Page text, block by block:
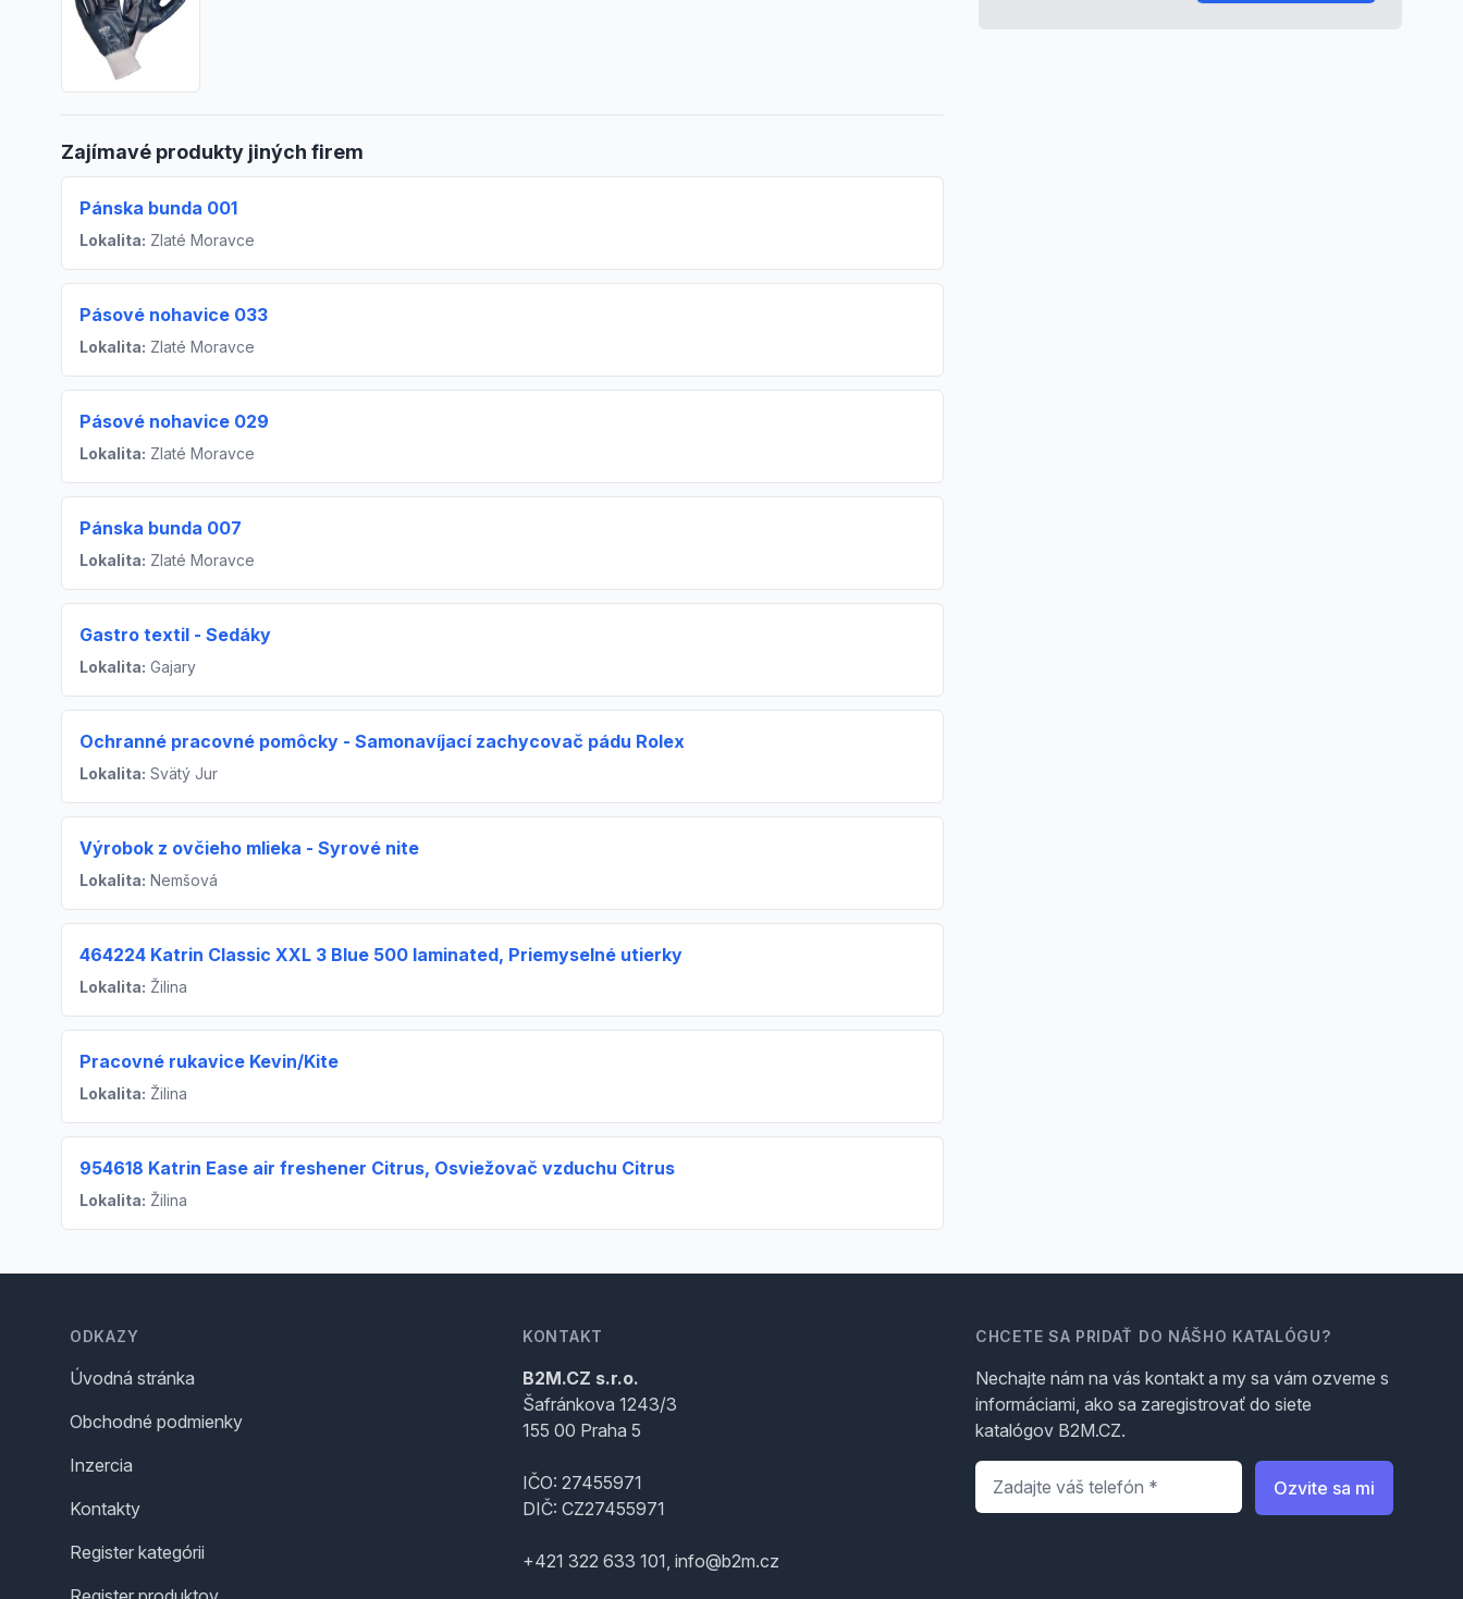
Zajímavé produkty jiných firem
Pánska bunda 001
Lokalita: Zlaté Moravce
Pásové nohavice 033
Lokalita: Zlaté Moravce
Pásové nohavice 029
Lokalita: Zlaté Moravce
Pánska bunda 007
Lokalita: Zlaté Moravce
Gastro textil - Sedáky
Lokalita: Gajary
Ochranné pracovné pomôcky - Samonavíjací zachycovač pádu Rolex
Lokalita: Svätý Jur
Výrobok z ovčieho mlieka - Syrové nite
Lokalita: Nemšová
464224 Katrin Classic XXL 3 Blue 500 laminated, Priemyselné utierky
Lokalita: Žilina
Pracovné rukavice Kevin/Kite
Lokalita: Žilina
954618 Katrin Ease air freshener Citrus, Osviežovač vzduchu Citrus
Lokalita: Žilina
ODKAZY
Úvodná stránka
Obchodné podmienky
Inzercia
Kontakty
Register kategórii
KONTAKT
B2M.CZ s.r.o.
Šafránkova 1243/3
155 00 Praha 5
IČO: 27455971
DIČ: CZ27455971
+421 322 633 101, info@b2m.cz
CHCETE SA PRIDAŤ DO NÁŠHO KATALÓGU?
Nechajte nám na vás kontakt a my sa vám ozveme s
informáciami, ako sa zaregistrovať do siete
katalógov B2M.CZ.
Telefón
Ozvite sa mi